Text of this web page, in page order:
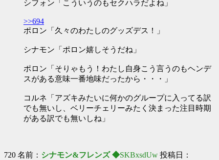
シフォン「こういうのもセクハラだよね」
>>694
ポロン「久々のわたしのグッズデス！」
シナモン「ポロン嬉しそうだね」
ポロン「そりゃもう！わたし自身こう言うのもヘンデ
スがある意味一番地味だったから・・・」
コルネ「アズキみたいに何かのグループに入ってる訳
でも無いし、ベリーチェリーみたく決まった注目時期
がある訳でも無いしね」
720 名前： シナモン&フレンズ ◆SKBxsdUw 投稿日：